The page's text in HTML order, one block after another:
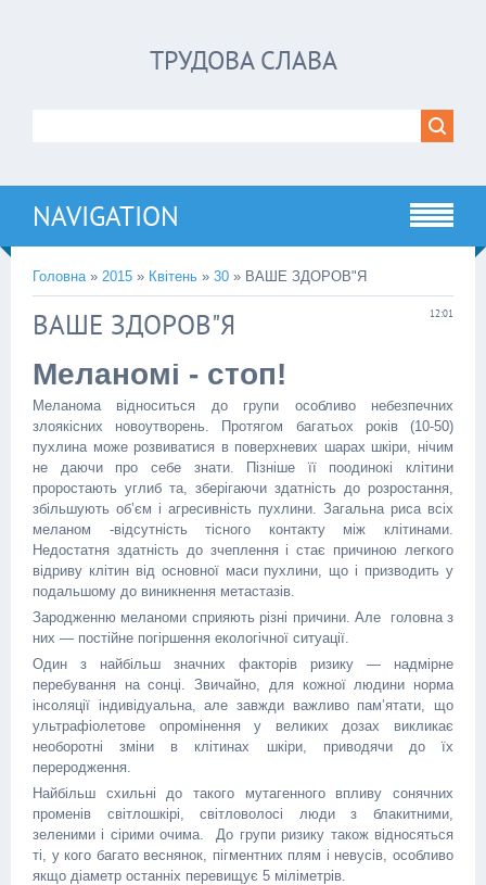
ТРУДОВА СЛАВА
NAVIGATION
Головна» 2015 » Квітень » 30 » ВАШЕ ЗДОРОВ"Я
12:01
ВАШЕ ЗДОРОВ"Я
Меланомі - стоп!
Меланома відноситься до групи особливо небезпечних
злоякісних новоутворень. Протягом багатьох років (10-50)
пухлина може розвиватися в поверхневих шарах шкіри, нічим
не даючи про себе знати. Пізніше її поодинокі клітини
проростають углиб та, зберігаючи здатність до розростання,
збільшують об’єм і агресивність пухлини. Загальна риса всіх
меланом -відсутність тісного контакту між клітинами.
Недостатня здатність до зчеплення і стає причиною легкого
відриву клітин від основної маси пухлини, що і призводить у
подальшому до виникнення метастазів.
Зародженню меланоми сприяють різні причини. Але головна з
них — постійне погіршення екологічної ситуації.
Один з найбільш значних факторів ризику — надмірне
перебування на сонці. Звичайно, для кожної людини норма
інсоляції індивідуальна, але завжди важливо пам’ятати, що
ультрафіолетове опромінення у великих дозах викликає
необоротні зміни в клітинах шкіри, приводячи до їх
переродження.
Найбільш схильні до такого мутагенного впливу сонячних
променів світлошкірі, світловолосі люди з блакитними,
зеленими і сірими очима. До групи ризику також відносяться
ті, у кого багато веснянок, пігментних плям і невусів, особливо
якщо діаметр останніх перевищує 5 міліметрів.